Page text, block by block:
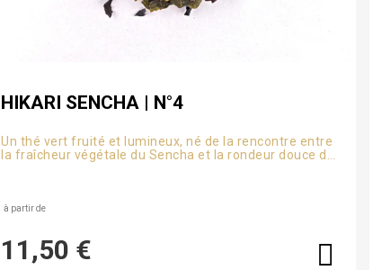
HIKARI SENCHA | N°4
Un thé vert fruité et lumineux, né de la rencontre entre
la fraîcheur végétale du Sencha et la rondeur douce du
à partir de
11,50 €